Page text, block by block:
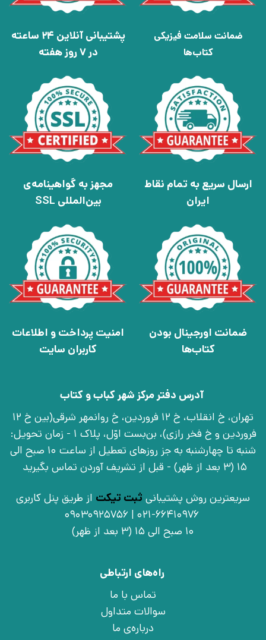
ضمانت سلامت فیزیکی
کتاب‌ها
پشتیبانی آنلاین 24 ساعته
در 7 روز هفته
ارسال سریع به تمام نقاط
ایران
مجهز به گواهینامه‌ی
بین‌المللی SSL
ضمانت اورجینال بودن
کتاب‌ها
امنیت پرداخت و اطلاعات
کاربران سایت
آدرس دفتر مرکز شهر کباب و کتاب
تهران، خ انقلاب، خ 12 فروردین، خ روانمهر شرقی(بین خ 12
فروردین و خ فخر رازی)، بن‌بست اوّل، پلاک 1 - زمان تحویل:
شنبه تا چهارشنبه به جز روزهای تعطیل از ساعت 10 صبح الی
15 (3 بعد از ظهر) - قبل از تشریف آوردن تماس بگیرید
سریعترین روش پشتیبانی ثبت تیکت از طریق پنل کاربری
021-66410976 | 09030925756
10 صبح الی 15 (3 بعد از ظهر)
راه‌های ارتباطی
تماس با ما
سوالات متداول
درباره‌ی ما